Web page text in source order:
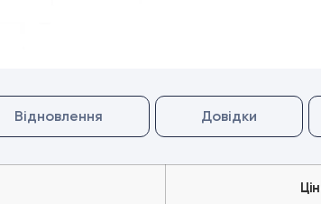
Відновлення Довідки